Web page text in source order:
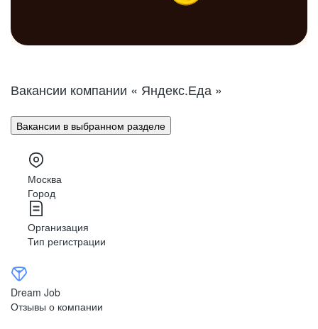
Вакансии компании « Яндекс.Еда »
Вакансии в выбранном разделе
Москва
Город
Организация
Тип регистрации
Dream Job
Отзывы о компании